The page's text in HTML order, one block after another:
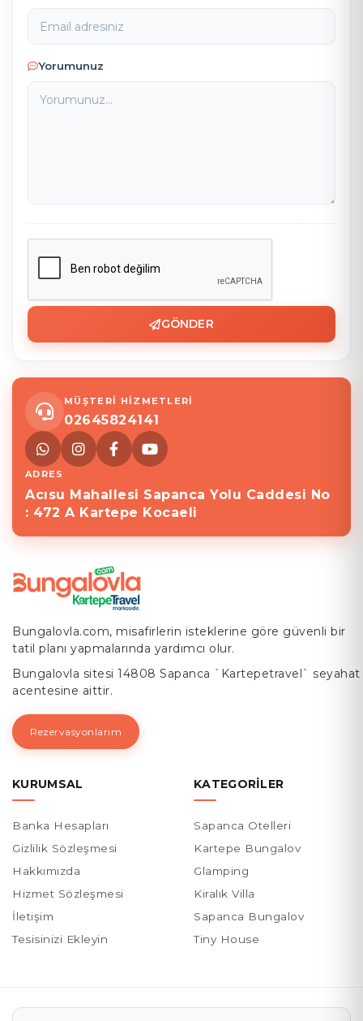
Yorumunuz
GÖNDER
MÜŞTERİ HİZMETLERİ
02645824141
ADRES
Acısu Mahallesi Sapanca Yolu Caddesi No
: 472 A Kartepe Kocaeli
Bungalovla.com, misafirlerin isteklerine göre güvenli bir
tatil planı yapmalarında yardımcı olur.
Bungalovla sitesi 14808 Sapanca `Kartepetravel` seyahat
acentesine aittir.
Rezervasyonlarım
KURUMSAL
Banka Hesapları
Gizlilik Sözleşmesi
Hakkımızda
Hizmet Sözleşmesi
İletişim
Tesisinizi Ekleyin
KATEGORILER
Sapanca Otelleri
Kartepe Bungalov
Glamping
Kiralık Villa
Sapanca Bungalov
Tiny House